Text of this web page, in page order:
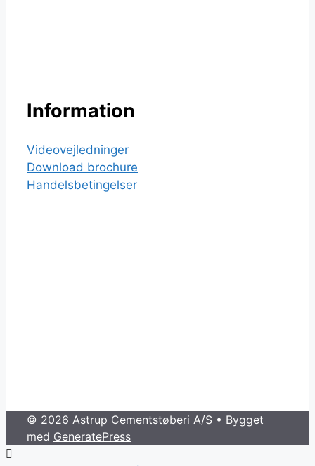
Information
Videovejledninger
Download brochure
Handelsbetingelser
© 2026 Astrup Cementstøberi A/S • Bygget
med GeneratePress